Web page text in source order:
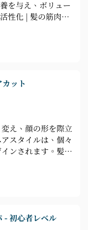
を与え、ボリュー
性化 | 髪の筋肉の
ット
え、顔の形を際立
スタイルは、個々
ンされます。髪の
の特徴は、お客様
、個々の状況に応
- 初心者レベル